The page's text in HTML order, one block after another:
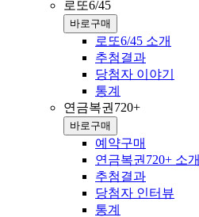
로또6/45
바로구매
로또6/45 소개
추첨결과
당첨자 이야기
통계
연금복권720+
바로구매
예약구매
연금복권720+ 소개
추첨결과
당첨자 인터뷰
통계